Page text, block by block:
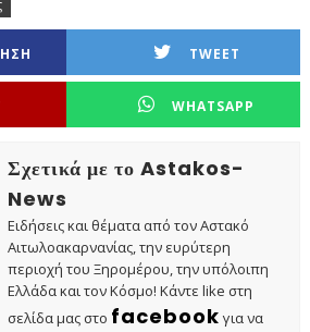
TWEET
WHATSAPP
Σχετικά με το Astakos-
News
Ειδήσεις και θέματα από τον Αστακό
Αιτωλοακαρνανίας, την ευρύτερη
περιοχή του Ξηρομέρου, την υπόλοιπη
Ελλάδα και τον Κόσμο! Κάντε like στη
σελίδα μας στο facebook για να